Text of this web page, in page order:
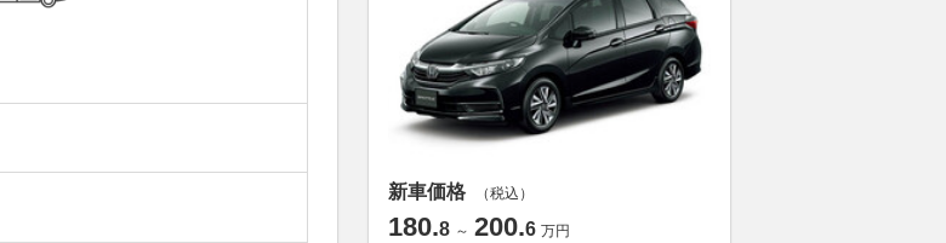
新車価格 （税込）
180.8 ～ 200.6 万円